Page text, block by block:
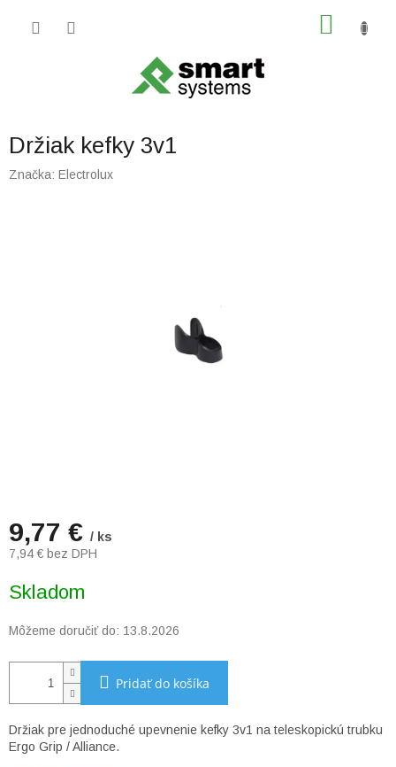
Držiak kefky 3v1
Značka: Electrolux
9,77 € / ks
7,94 € bez DPH
cena:
Skladom
Môžeme doručiť do: 13.8.2026
Pridať do košíka
Držiak pre jednoduché upevnenie kefky 3v1 na teleskopickú trubku
Ergo Grip / Alliance.